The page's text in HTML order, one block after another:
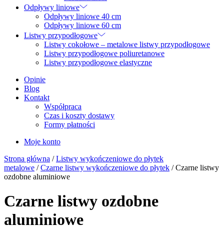
Odpływy liniowe
Odpływy liniowe 40 cm
Odpływy liniowe 60 cm
Listwy przypodłogowe
Listwy cokołowe – metalowe listwy przypodłogowe
Listwy przypodłogowe poliuretanowe
Listwy przypodłogowe elastyczne
Opinie
Blog
Kontakt
Współpraca
Czas i koszty dostawy
Formy płatności
Moje konto
Strona główna /Listwy wykończeniowe do płytek
metalowe /Czarne listwy wykończeniowe do płytek / Czarne listwy
ozdobne aluminiowe
Czarne listwy ozdobne
aluminiowe